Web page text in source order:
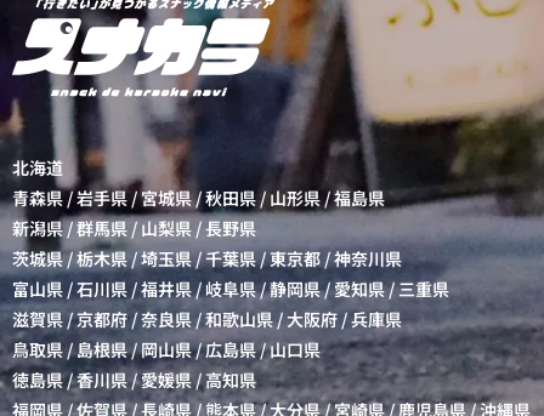
北海道
青森県/岩手県/宮城県/秋田県 / 山形県/福島県
新潟県/群馬県 / 山梨県 /長野県
茨城県 /栃木県/埼玉県/千葉県/東京都 /神奈川県
富山県 /石川県 /福井県/岐阜県/静岡県/愛知県/三重県
滋賀県/京都府/奈良県 /和歌山県/大阪府 /兵庫県
鳥取県 / 島根県/岡山県/広島県/山口県
徳島県/香川県/愛媛県 /高知県
福岡県 /佐賀県 /長崎県/熊本県/大分県/宮崎県/鹿児島県/沖縄県